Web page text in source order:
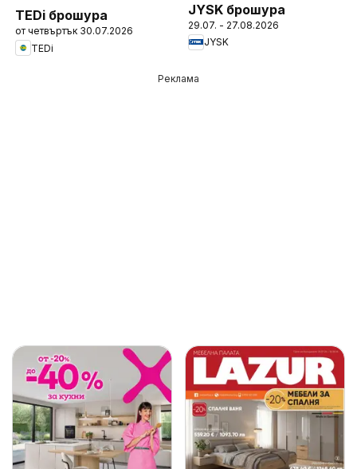
TEDi брошура
от четвъртък 30.07.2026
TEDi
JYSK брошура
29.07. - 27.08.2026
JYSK
Реклама